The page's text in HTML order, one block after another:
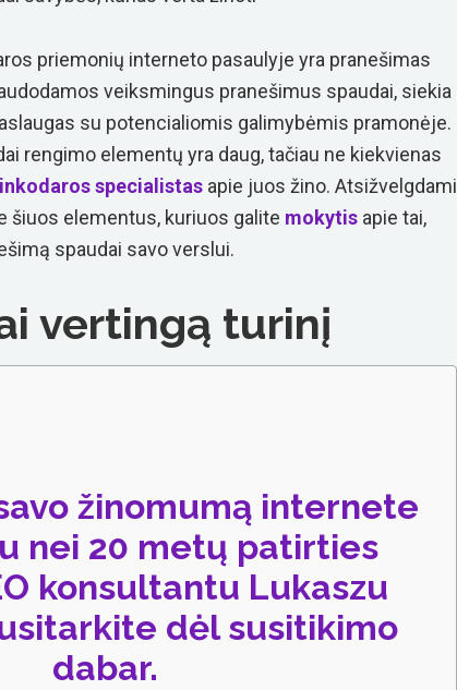
priemonių interneto pasaulyje yra pranešimas
veiksmingus pranešimus spaudai, siekia
su potencialiomis galimybėmis pramonėje.
rengimo elementų yra daug, tačiau ne kiekvienas
specialistas apie juos žino. Atsižvelgdami
šiuos elementus, kuriuos galite mokytis apie tai,
spaudai savo verslui.
vertingą turinį
žinomumą internete
nei 20 metų patirties
konsultantu Lukaszu
dėl susitikimo
dabar.